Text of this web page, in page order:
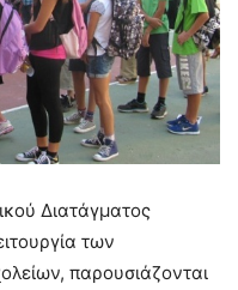
Διατάγματος
των
παρουσιάζονται